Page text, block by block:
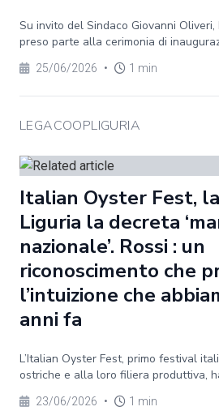
Su invito del Sindaco Giovanni Oliveri,
preso parte alla cerimonia di
25/06/2026 • 1 min
LEGACOOPLIGURIA
Italian Oyster Fest,
Liguria la decreta
nazionale’. Rossi : un
riconoscimento che
l’intuizione che
anni fa
L’Italian Oyster Fest, primo festival
ostriche e alla loro filiera produttiva,
23/06/2026 • 1 min